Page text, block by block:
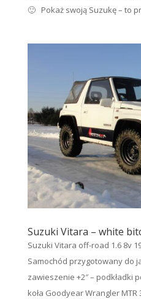
🙂 Pokaż swoją Suzukę – to
Suzuki Vitara – white
Suzuki Vitara off-road 1.6 8v
Samochód przygotowany do
zawieszenie +2″ – podkładki
koła Goodyear Wrangler MTR